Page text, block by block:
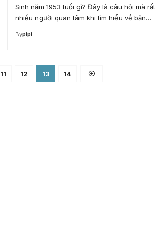
Sinh năm 1953 tuổi gì? Đây là câu hỏi mà rất
nhiều người quan tâm khi tìm hiểu về bản…
Bypipi
11 12 13 14